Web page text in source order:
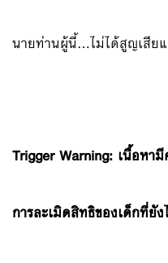
นายท่านผู้นี้…ไม่ได้สูญเสีย
Trigger Warning: เนื้อหา
การละเมิดสิทธิของเด็กที่ยั